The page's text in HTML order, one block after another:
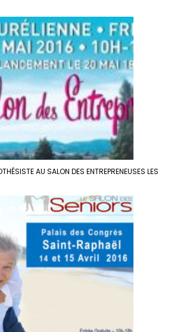
AU SALON DES ENTREPRENEUSES LES